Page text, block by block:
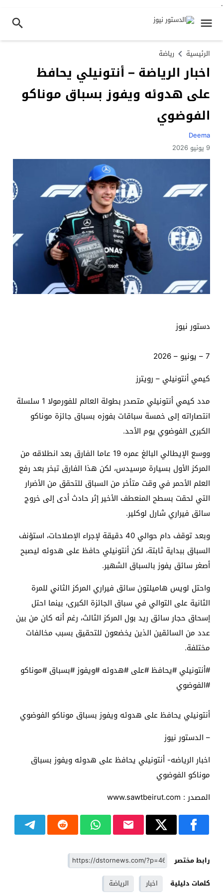
.
الرئيسية رياضة
اخبار الرياضة – أنتونيلي يحافظ
على هدوئه ويفوز بسباق موناكو
الفوضوي
Deema
9 يونيو 2026
دستور نيوز
7 – يونيو – 2026
كيمي أنتونيلي – رويترز
مدد كيمي أنتونيلي متصدر بطولة العالم للفورمولا 1 سلسلة
انتصاراته إلى خمسة سباقات بفوزه بسباق جائزة موناكو
الكبرى الفوضوي يوم الأحد.
ووسع الإيطالي البالغ عمره 19 عاما الفارق بعد انطلاقه من
المركز الأول بسيارة مرسيدس، لكن هذا الفارق تبخر بعد رفع
العلم الأحمر في وقت متأخر من السباق للتحقق من الأضرار
التي لحقت بسطح المنعطف الأخير إثر حادث أدى إلى خروج
سائق فيراري شارل لوكلير.
وبعد توقف دام حوالي 40 دقيقة لإجراء الإصلاحات، استؤنف
السباق ببداية ثابتة، لكن أنتونيلي حافظ على هدوئه ليصبح
أصغر سائق يفوز بالسباق الشهير.
واحتل لويس هاميلتون سائق فيراري المركز الثاني للمرة
الثانية على التوالي في سباق الجائزة الكبرى، بينما احتل
إسحاق حجار سائق ريد بول المركز الثالث، رغم أنه كان من بين
عدد من السائقين الذين يخضعون للتحقيق بسبب مخالفات
مختلفة.
#أنتونيلي #يحافظ #على #هدوئه #ويفوز #بسباق #موناكو
#الفوضوي
أنتونيلي يحافظ على هدوئه ويفوز بسباق موناكو الفوضوي
– الدستور نيوز
اخبار الرياضه- أنتونيلي يحافظ على هدوئه ويفوز بسباق
موناكو الفوضوي
المصدر : www.sawtbeirut.com
رابط مختصر
كلمات دليلية
اخبار الرياضة